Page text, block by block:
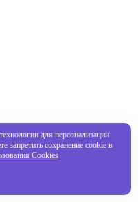
для персонализации
запретить сохранение cookie в
Cookies